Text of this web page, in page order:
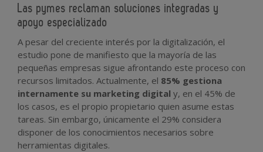
Las pymes reclaman soluciones integradas y
apoyo especializado
A pesar del creciente interés por la digitalización, el
estudio pone de manifiesto que la mayoría de las
pequeñas empresas sigue afrontando este proceso con
recursos limitados. Actualmente, el 85% gestiona
internamente su marketing digital y, en el 45% de
los casos, es el propio propietario quien asume estas
tareas. Sin embargo, únicamente el 29% considera
disponer de los conocimientos necesarios sobre
herramientas digitales.